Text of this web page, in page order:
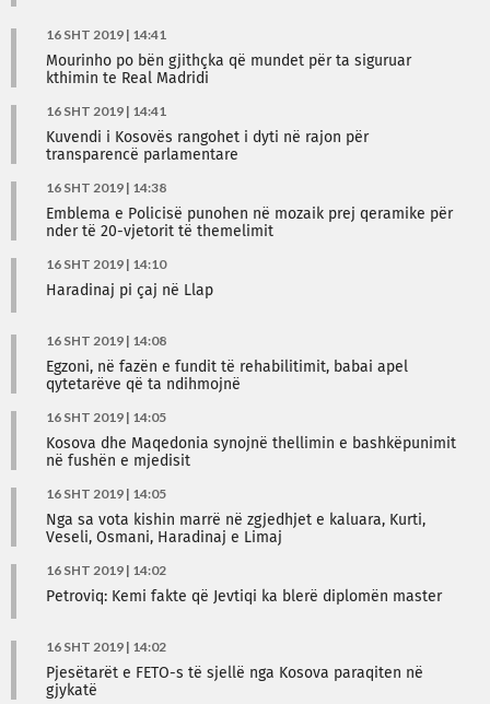
16 SHT 2019 | 14:41
Mourinho po bën gjithçka që mundet për ta siguruar
kthimin te Real Madridi
16 SHT 2019 | 14:41
Kuvendi i Kosovës rangohet i dyti në rajon për
transparencë parlamentare
16 SHT 2019 | 14:38
Emblema e Policisë punohen në mozaik prej qeramike për
nder të 20-vjetorit të themelimit
16 SHT 2019 | 14:10
Haradinaj pi çaj në Llap
16 SHT 2019 | 14:08
Egzoni, në fazën e fundit të rehabilitimit, babai apel
qytetarëve që ta ndihmojnë
16 SHT 2019 | 14:05
Kosova dhe Maqedonia synojnë thellimin e bashkëpunimit
në fushën e mjedisit
16 SHT 2019 | 14:05
Nga sa vota kishin marrë në zgjedhjet e kaluara, Kurti,
Veseli, Osmani, Haradinaj e Limaj
16 SHT 2019 | 14:02
Petroviq: Kemi fakte që Jevtiqi ka blerë diplomën master
16 SHT 2019 | 14:02
Pjesëtarët e FETO-s të sjellë nga Kosova paraqiten në
gjykatë